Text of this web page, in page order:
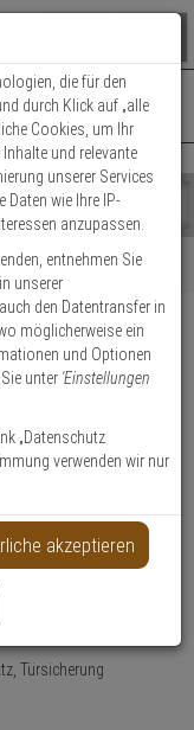
momentan leer.
Fertig
8:00 - 14:00 Uhr
B-Ware
Türsicherung
die für den
durch Klick auf „alle
Cookies, um Ihr
und relevante
unserer Services
Daten wie Ihre IP-
anzupassen.
entnehmen Sie
unserer
den Datentransfer in
möglicherweise ein
und Optionen
unter 'Einstellungen
„Datenschutz
verwenden wir nur
akzeptieren